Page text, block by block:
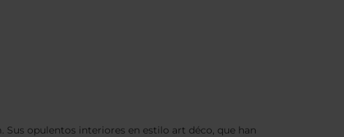
opulentos interiores en estilo art déco, que han